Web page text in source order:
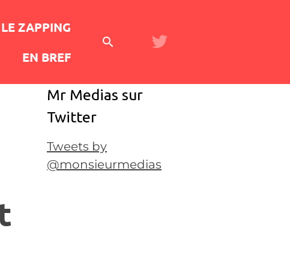
LE ZAPPING
EN BREF
Mr Medias sur
Twitter
Tweets by
@monsieurmedias